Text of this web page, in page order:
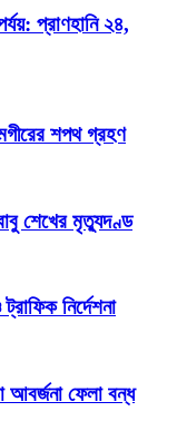
প্রাণহানি ২৪,
শপথ গ্রহণ
শেখের মৃত্যুদণ্ড
নির্দেশনা
আবর্জনা ফেলা বন্ধ